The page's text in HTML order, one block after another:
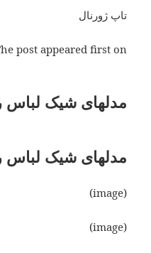
تاپ ژورنال
post appeared first on .
مدلهای شیک لباس
مدلهای شیک لباس
(image)
(image)